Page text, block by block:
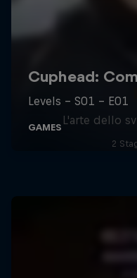
L'arte dello
2